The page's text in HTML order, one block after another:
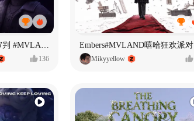
原创音乐MV今晚不审判 #MVLAND嘻哈狂欢派对
136
Embers#MVLAND嘻哈狂欢派对
Mikyyellow